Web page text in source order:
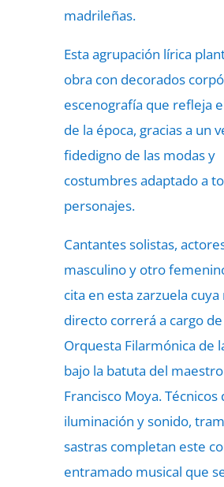
madrileñas.
Esta agrupación lírica
obra con decorados
escenografía que refleja
de la época, gracias a un
fidedigno de las modas y
costumbres adaptado a
personajes.
Cantantes solistas,
masculino y otro
cita en esta zarzuela cuya
directo correrá a cargo de
Orquesta Filarmónica de
bajo la batuta del
Francisco Moya. Técnicos
iluminación y sonido,
sastras completan este
entramado musical que